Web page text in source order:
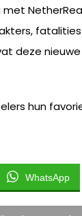
deze
hun
WhatsApp